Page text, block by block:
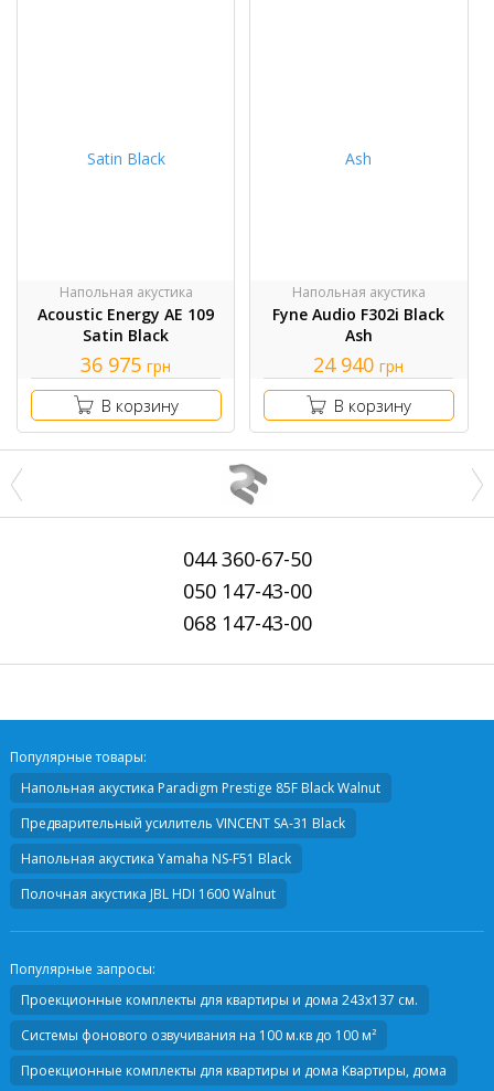
Напольная акустика
Acoustic Energy AE 109
Satin Black
36 975 грн
В корзину
Напольная акустика
Fyne Audio F302i Black
Ash
24 940 грн
В корзину
044360-67-50
050147-43-00
068147-43-00
Популярные товары:
Напольная акустика Paradigm Prestige 85F Black Walnut
Предварительный усилитель VINCENT SA-31 Black
Напольная акустика Yamaha NS-F51 Black
Полочная акустика JBL HDI 1600 Walnut
Популярные запросы:
Проекционные комплекты для квартиры и дома 243х137 см.
Системы фонового озвучивания на 100 м.кв до 100 м²
Проекционные комплекты для квартиры и дома Квартиры, дома